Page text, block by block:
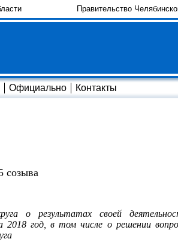
Правительство
Официально Контакты
созыва
о результатах своей
2018 год, в том числе о решении